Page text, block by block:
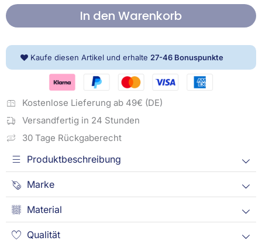
verschiedene
Größen,
Menge
In den Warenkorb
Kaufe diesen Artikel und erhalte 27-46 Bonuspunkte
Kostenlose Lieferung ab 49€ (DE)
Versandfertig in 24 Stunden
30 Tage Rückgaberecht
Produktbeschreibung
Marke
Material
Qualität